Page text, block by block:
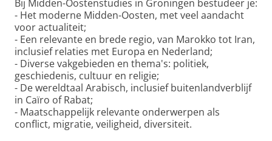
Bij Midden-Oostenstudies in Groningen bestudeer je:
- Het moderne Midden-Oosten, met veel aandacht
voor actualiteit;
- Een relevante en brede regio, van Marokko tot Iran,
inclusief relaties met Europa en Nederland;
- Diverse vakgebieden en thema's: politiek,
geschiedenis, cultuur en religie;
- De wereldtaal Arabisch, inclusief buitenlandverblijf
in Caïro of Rabat;
- Maatschappelijk relevante onderwerpen als
conflict, migratie, veiligheid, diversiteit.